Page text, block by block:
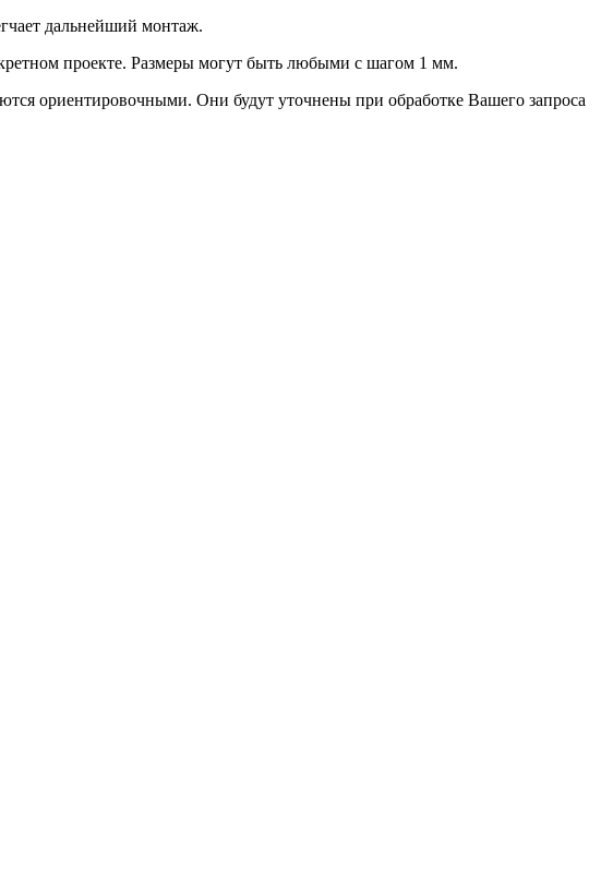
дальнейший монтаж.
проекте. Размеры могут быть любыми с шагом 1 мм.
ориентировочными. Они будут уточнены при обработке Вашего запроса